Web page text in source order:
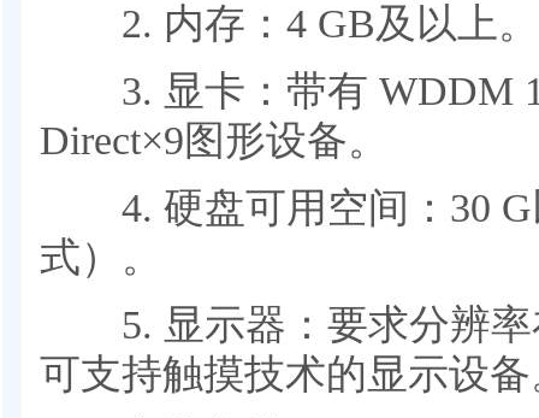
2. 内存：4 GB及以上。
3. 显卡：带有 WDDM
Direct×9图形设备。
4. 硬盘可用空间：30 G
式）。
5. 显示器：要求分辨率
可支持触摸技术的显示设